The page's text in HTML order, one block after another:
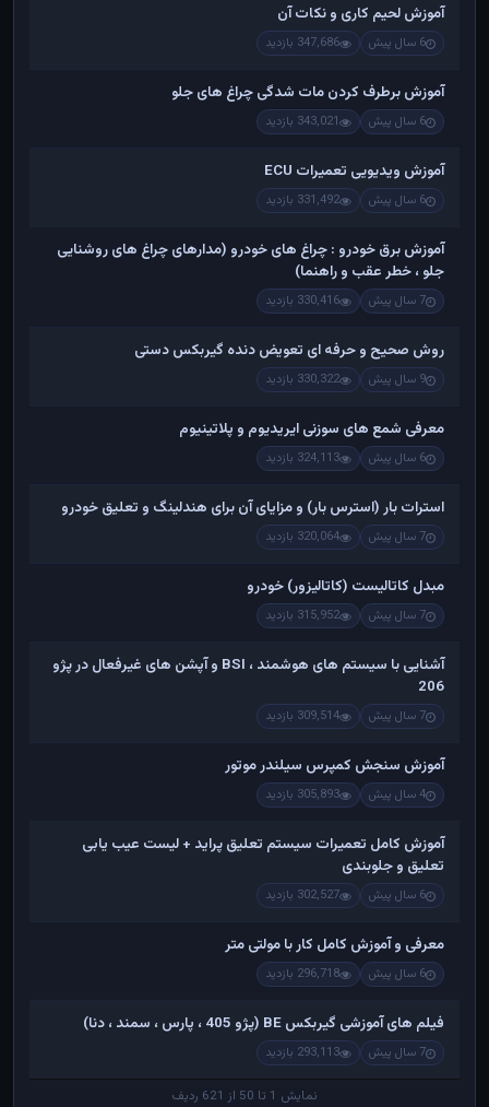
آموزش لحیم کاری و نکات آن
6 سال پیش 347,686 بازدید
آموزش برطرف کردن مات شدگی چراغ های جلو
6 سال پیش 343,021 بازدید
آموزش ویدیویی تعمیرات ECU
6 سال پیش 331,492 بازدید
آموزش برق خودرو : چراغ های خودرو (مدارهای چراغ های روشنایی
جلو ، خطر عقب و راهنما)
7 سال پیش 330,416 بازدید
روش صحیح و حرفه ای تعویض دنده گیربکس دستی
9 سال پیش 330,322 بازدید
معرفی شمع های سوزنی ایریدیوم و پلاتینیوم
6 سال پیش 324,113 بازدید
استرات بار (استرس بار) و مزایای آن برای هندلینگ و تعلیق خودرو
7 سال پیش 320,064 بازدید
مبدل کاتالیست (کاتالیزور) خودرو
7 سال پیش 315,952 بازدید
آشنایی با سیستم های هوشمند ، BSI و آپشن های غیرفعال در پژو
206
7 سال پیش 309,514 بازدید
آموزش سنجش کمپرس سیلندر موتور
4 سال پیش 305,893 بازدید
آموزش کامل تعمیرات سیستم تعلیق پراید + لیست عیب یابی
تعلیق و جلوبندی
6 سال پیش 302,527 بازدید
معرفی و آموزش کامل کار با مولتی متر
6 سال پیش 296,718 بازدید
فیلم های آموزشی گیربکس BE (پژو 405 ، پارس ، سمند ، دنا)
7 سال پیش 293,113 بازدید
نمایش 1 تا 50 از 621 ردیف